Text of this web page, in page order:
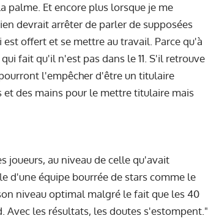
palme. Et encore plus lorsque je me
devrait arrêter de parler de supposées
offert et se mettre au travail. Parce qu'à
fait qu'il n'est pas dans le 11. S'il retrouve
l'empêcher d'être un titulaire
et des mains pour le mettre titulaire mais
joueurs, au niveau de celle qu'avait
d'une équipe bourrée de stars comme le
niveau optimal malgré le fait que les 40
les résultats, les doutes s'estompent."